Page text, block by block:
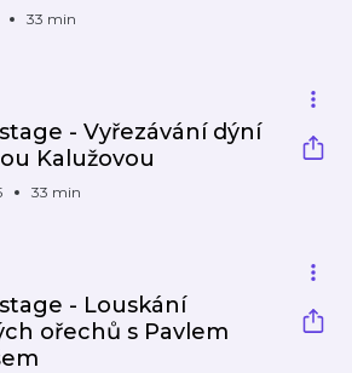
33 min
- Vyřezávání dýní
Kalužovou
33 min
- Louskání
ořechů s Pavlem